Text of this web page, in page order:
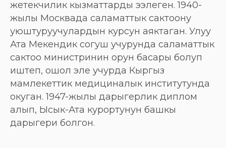
жетекчилик кызматтарды ээлеген. 1940-
жылы Москвада саламаттык сактоону
уюштуруучулардын курсун аяктаган. Улуу
Ата Мекендик согуш учурунда саламаттык
сактоо министринин орун басары болуп
иштеп, ошол эле учурда Кыргыз
мамлекеттик медициналык институтунда
окуган. 1947-жылы дарыгерлик диплом
алып, Ысык-Ата курортунун башкы
дарыгери болгон.